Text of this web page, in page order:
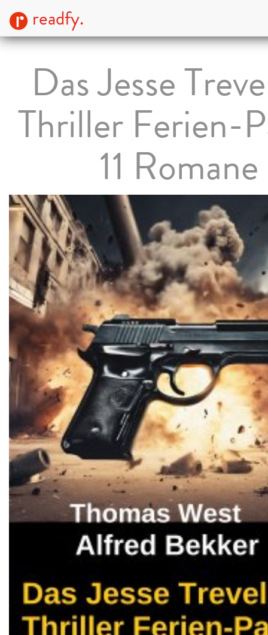
readfy.
Das Jesse
Thriller Ferien-
11 Romane